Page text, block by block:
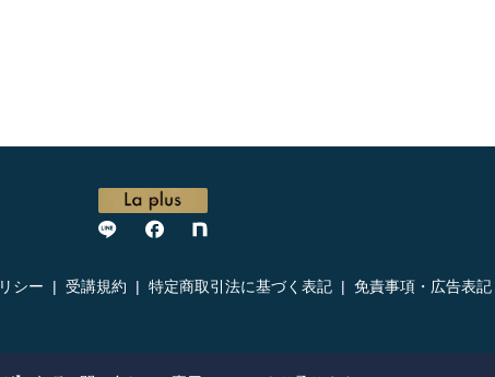
シー 受講規約 特定商取引法に基づく表記 免責事項・広告表記